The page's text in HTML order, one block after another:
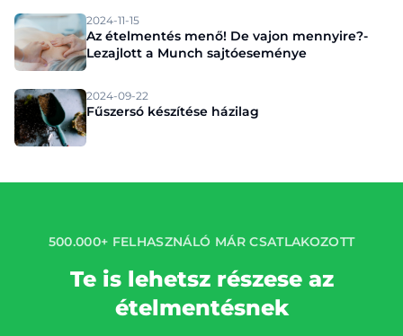
2024-11-15
Az ételmentés menő! De vajon mennyire?-
Lezajlott a Munch sajtóeseménye
2024-09-22
Fűszersó készítése házilag
500.000+ FELHASZNÁLÓ MÁR CSATLAKOZOTT
Te is lehetsz részese az
ételmentésnek